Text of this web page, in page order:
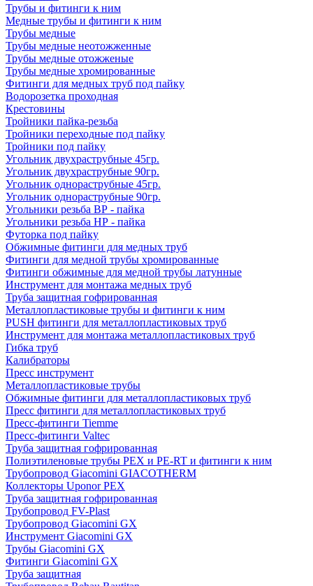
Трубы и фитинги к ним
Медные трубы и фитинги к ним
Трубы медные
Трубы медные неотожженные
Трубы медные отожженые
Трубы медные хромированные
Фитинги для медных труб под пайку
Водорозетка проходная
Крестовины
Тройники пайка-резьба
Тройники переходные под пайку
Тройники под пайку
Угольник двухраструбные 45гр.
Угольник двухраструбные 90гр.
Угольник однораструбные 45гр.
Угольник однораструбные 90гр.
Угольники резьба ВР - пайка
Угольники резьба НР - пайка
Футорка под пайку
Обжимные фитинги для медных труб
Фитинги для медной трубы хромированные
Фитинги обжимные для медной трубы латунные
Инструмент для монтажа медных труб
Труба защитная гофрированная
Металлопластиковые трубы и фитинги к ним
PUSH фитинги для металлопластиковых труб
Инструмент для монтажа металлопластиковых труб
Гибка труб
Калибраторы
Пресс инструмент
Металлопластиковые трубы
Обжимные фитинги для металлопластиковых труб
Пресс фитинги для металлопластиковых труб
Пресс-фитинги Tiemme
Пресс-фитинги Valtec
Труба защитная гофрированная
Полиэтиленовые трубы PEX и PE-RT и фитинги к ним
Трубопровод Giacomini GIACOTHERM
Коллекторы Uponor PEX
Труба защитная гофрированная
Трубопровод FV-Plast
Трубопровод Giacomini GX
Инструмент Giacomini GX
Трубы Giacomini GX
Фитинги Giacomini GX
Труба защитная